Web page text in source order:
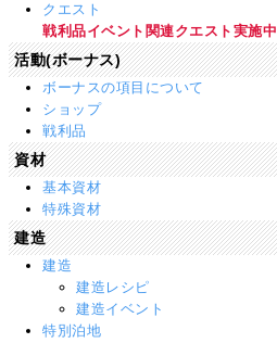
クエスト
戦利品イベント関連クエスト実施中
活動(ボーナス)
ボーナスの項目について
ショップ
戦利品
資材
基本資材
特殊資材
建造
建造
建造レシピ
建造イベント
特別泊地